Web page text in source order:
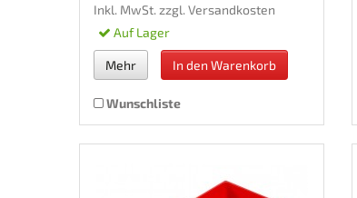
Inkl. MwSt. zzgl. Versandkosten
Auf Lager
Mehr In den Warenkorb
Wunschliste